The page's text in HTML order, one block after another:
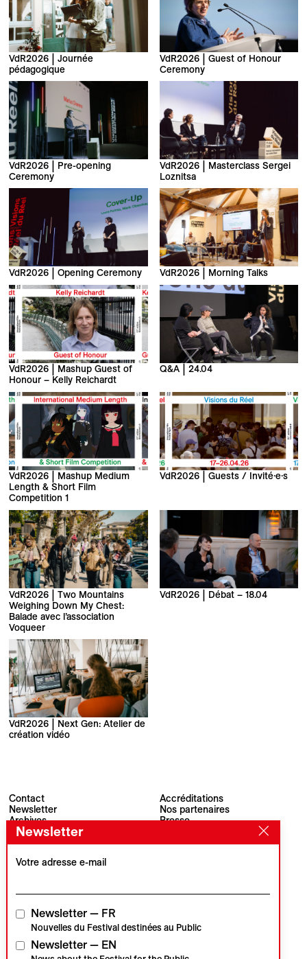
VdR2026 | Journée
pédagogique
VdR2026 | Guest of Honour
Ceremony
VdR2026 | Pre-opening
Ceremony
VdR2026 | Masterclass Sergei
Loznitsa
VdR2026 | Opening Ceremony VdR2026 | Morning Talks
VdR2026 | Mashup Guest of
Honour – Kelly Reichardt
Q&A | 24.04
VdR2026 | Mashup Medium
Length & Short Film
Competition 1
VdR2026 | Guests / Invité·e·s
VdR2026 | Two Mountains
Weighing Down My Chest:
Balade avec l’association
Voqueer
VdR2026 | Débat – 18.04
VdR2026 | Next Gen: Atelier de
création vidéo
Contact
Newsletter
Archives
Accréditations
Nos partenaires
Presse
Visions du Réel
CH–1260 Nyon
Partenaires institutionnels
Newsletter
Votre adresse e-mail
Newsletter — FR
Nouvelles du Festival destinées au Public
Newsletter — EN